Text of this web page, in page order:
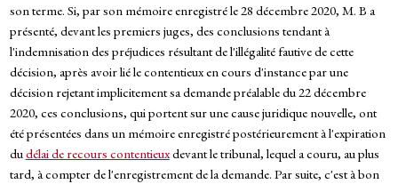
son terme. Si, par son mémoire enregistré le 28 décembre 2020, M. B a
présenté, devant les premiers juges, des conclusions tendant à
l'indemnisation des préjudices résultant de l'illégalité fautive de cette
décision, après avoir lié le contentieux en cours d'instance par une
décision rejetant implicitement sa demande préalable du 22 décembre
2020, ces conclusions, qui portent sur une cause juridique nouvelle, ont
été présentées dans un mémoire enregistré postérieurement à l'expiration
dudélai de recours contentieuxdevant le tribunal, lequel a couru, au plus
tard, à compter de l'enregistrement de la demande. Par suite, c'est à bon